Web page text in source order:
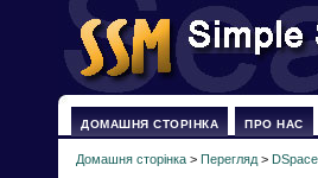
ДОМАШНЯ СТОРІНКА ПРО НАС
Домашня сторінка > Перегляд >